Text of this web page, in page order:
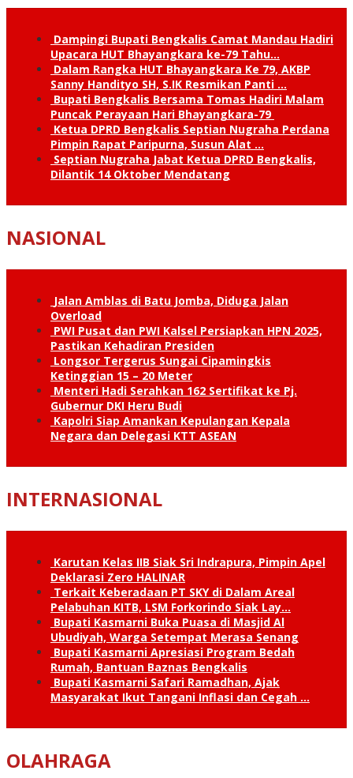
Dampingi Bupati Bengkalis Camat Mandau Hadiri
Upacara HUT Bhayangkara ke-79 Tahu…
Dalam Rangka HUT Bhayangkara Ke 79, AKBP
Sanny Handityo SH, S.IK Resmikan Panti …
Bupati Bengkalis Bersama Tomas Hadiri Malam
Puncak Perayaan Hari Bhayangkara-79
Ketua DPRD Bengkalis Septian Nugraha Perdana
Pimpin Rapat Paripurna, Susun Alat …
Septian Nugraha Jabat Ketua DPRD Bengkalis,
Dilantik 14 Oktober Mendatang
NASIONAL
Jalan Amblas di Batu Jomba, Diduga Jalan
Overload
PWI Pusat dan PWI Kalsel Persiapkan HPN 2025,
Pastikan Kehadiran Presiden
Longsor Tergerus Sungai Cipamingkis
Ketinggian 15 – 20 Meter
Menteri Hadi Serahkan 162 Sertifikat ke Pj.
Gubernur DKI Heru Budi
Kapolri Siap Amankan Kepulangan Kepala
Negara dan Delegasi KTT ASEAN
INTERNASIONAL
Karutan Kelas IIB Siak Sri Indrapura, Pimpin Apel
Deklarasi Zero HALINAR
Terkait Keberadaan PT SKY di Dalam Areal
Pelabuhan KITB, LSM Forkorindo Siak Lay…
Bupati Kasmarni Buka Puasa di Masjid Al
Ubudiyah, Warga Setempat Merasa Senang
Bupati Kasmarni Apresiasi Program Bedah
Rumah, Bantuan Baznas Bengkalis
Bupati Kasmarni Safari Ramadhan, Ajak
Masyarakat Ikut Tangani Inflasi dan Cegah …
OLAHRAGA